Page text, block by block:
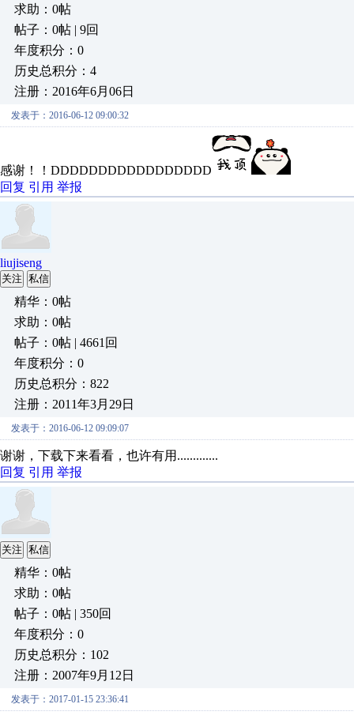
求助：0帖
帖子：0帖 | 9回
年度积分：0
历史总积分：4
注册：2016年6月06日
发表于：2016-06-12 09:00:32
感谢！！DDDDDDDDDDDDDDDDD
回复 引用 举报
liujiseng
关注 私信
精华：0帖
求助：0帖
帖子：0帖 | 4661回
年度积分：0
历史总积分：822
注册：2011年3月29日
发表于：2016-06-12 09:09:07
谢谢，下载下来看看，也许有用.............
回复 引用 举报
关注 私信
精华：0帖
求助：0帖
帖子：0帖 | 350回
年度积分：0
历史总积分：102
注册：2007年9月12日
发表于：2017-01-15 23:36:41